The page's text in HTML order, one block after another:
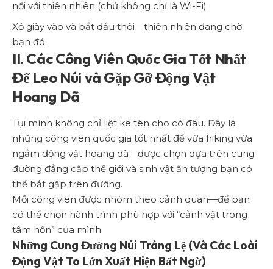
nối với thiên nhiên (chứ không chỉ là Wi-Fi)
Xỏ giày vào và bắt đầu thôi—thiên nhiên đang chờ
bạn đó.
II. Các Công Viên Quốc Gia Tốt Nhất
Để Leo Núi và Gặp Gỡ Động Vật
Hoang Dã
Tụi mình không chỉ liệt kê tên cho có đâu. Đây là
những công viên quốc gia tốt nhất để vừa hiking vừa
ngắm động vật hoang dã—được chọn dựa trên cung
đường đẳng cấp thế giới và sinh vật ấn tượng bạn có
thể bắt gặp trên đường.
Mỗi công viên được nhóm theo cảnh quan—để bạn
có thể chọn hành trình phù hợp với “cảnh vật trong
tâm hồn” của mình.
Những Cung Đường Núi Tráng Lệ (Và Các Loài
Động Vật To Lớn Xuất Hiện Bất Ngờ)